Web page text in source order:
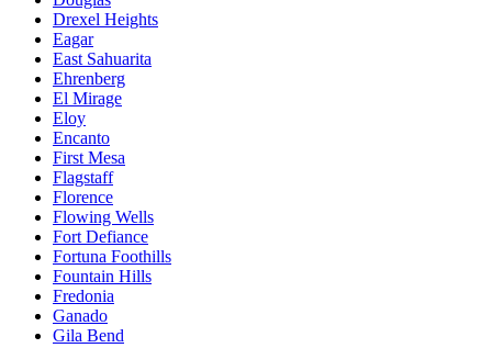
Drexel Heights
Eagar
East Sahuarita
Ehrenberg
El Mirage
Eloy
Encanto
First Mesa
Flagstaff
Florence
Flowing Wells
Fort Defiance
Fortuna Foothills
Fountain Hills
Fredonia
Ganado
Gila Bend